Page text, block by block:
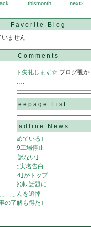
thismonth next>
Favorite Blog
いません
Comments
コメント失礼します☆ ブログ覗
もし…
Freepage List
Headline News
け止めている｣
国内9工場停止
｢申し訳ない｣
た｣と実名告白
14｣がトップ
前に冷凍､話題に
代さんを追悼
の了解も得た｣